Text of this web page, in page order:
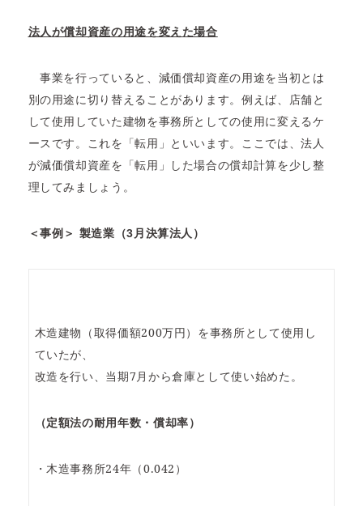
法人が償却資産の用途を変えた場合
事業を行っていると、減価償却資産の用途を当初とは
別の用途に切り替えることがあります。例えば、店舗と
して使用していた建物を事務所としての使用に変えるケ
ースです。これを「転用」といいます。ここでは、法人
が減価償却資産を「転用」した場合の償却計算を少し整
理してみましょう。
＜事例＞ 製造業（3月決算法人）
木造建物（取得価額200万円）を事務所として使用し
ていたが、
改造を行い、当期7月から倉庫として使い始めた。
（定額法の耐用年数・償却率）
・木造事務所24年（0.042）